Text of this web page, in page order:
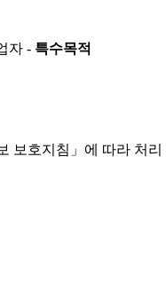
자 - 특수목적
보호지침」에 따라 처